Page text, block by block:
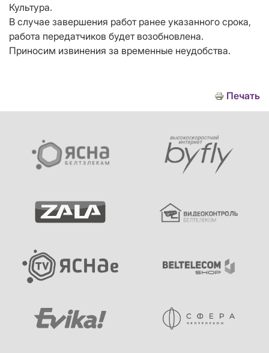
Культура.
В случае завершения работ ранее указанного срока,
работа передатчиков будет возобновлена.
Приносим извинения за временные неудобства.
Печать